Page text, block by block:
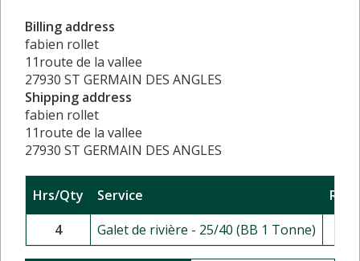
Billing address
fabien rollet
11route de la vallee
27930 ST GERMAIN DES ANGLES
Shipping address
fabien rollet
11route de la vallee
27930 ST GERMAIN DES ANGLES
Hrs/Qty Service
4
Galet de rivière - 25/40 (BB 1 Tonne)